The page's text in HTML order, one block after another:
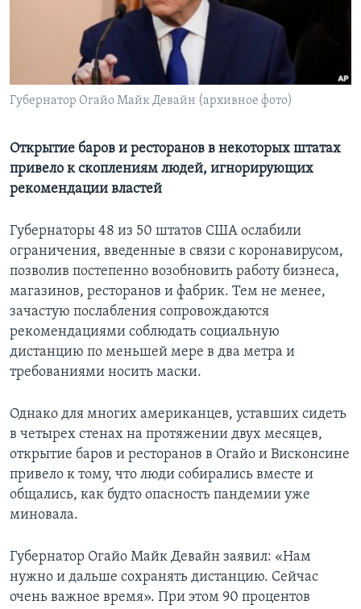
Learning English
СОЦИАЛЬНЫЕ СЕТИ
Языки
Губернатор Огайо Майк Девайн (архивное фото)
Открытие баров и ресторанов в некоторых штатах
привело к скоплениям людей, игнорирующих
рекомендации властей
Губернаторы 48 из 50 штатов США ослабили
ограничения, введенные в связи с коронавирусом,
позволив постепенно возобновить работу бизнеса,
магазинов, ресторанов и фабрик. Тем не менее,
зачастую послабления сопровождаются
рекомендациями соблюдать социальную
дистанцию по меньшей мере в два метра и
требованиями носить маски.
Однако для многих американцев, уставших сидеть
в четырех стенах на протяжении двух месяцев,
открытие баров и ресторанов в Огайо и Висконсине
привело к тому, что люди собирались вместе и
общались, как будто опасность пандемии уже
миновала.
Губернатор Огайо Майк Девайн заявил: «Нам
нужно и дальше сохранять дистанцию. Сейчас
очень важное время». При этом 90 процентов